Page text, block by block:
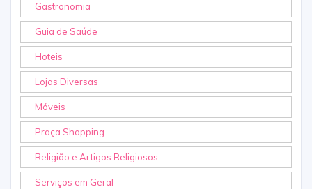
Gastronomia
Guia de Saúde
Hoteis
Lojas Diversas
Móveis
Praça Shopping
Religião e Artigos Religiosos
Serviços em Geral